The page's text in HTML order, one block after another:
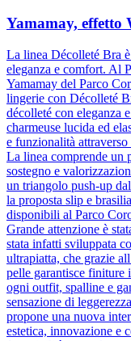
Yamamay, effetto
La linea Décolleté Bra
eleganza e comfort. Al
Yamamay del Parco
lingerie con Décolleté
décolleté con eleganza
charmeuse lucida ed
e funzionalità attraverso
La linea comprende un
sostegno e
un triangolo push-up
la proposta slip e
disponibili al Parco
Grande attenzione è
stata infatti sviluppata
ultrapiatta, che grazie
pelle garantisce finiture
ogni outfit, spalline e
sensazione di
propone una nuova
estetica, innovazione e